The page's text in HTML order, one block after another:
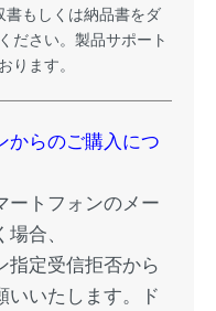
もしくは納品書をダ
ださい。製品サポート
ります。
からのご購入につ
ートフォンのメー
合、
指定受信拒否から
いいたします。ド